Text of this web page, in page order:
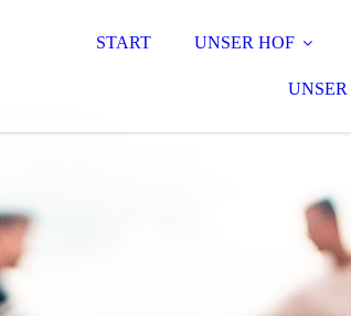
START UNSER HOF